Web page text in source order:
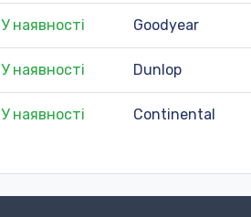
У наявності Goodyear
У наявності Dunlop
У наявності Continental